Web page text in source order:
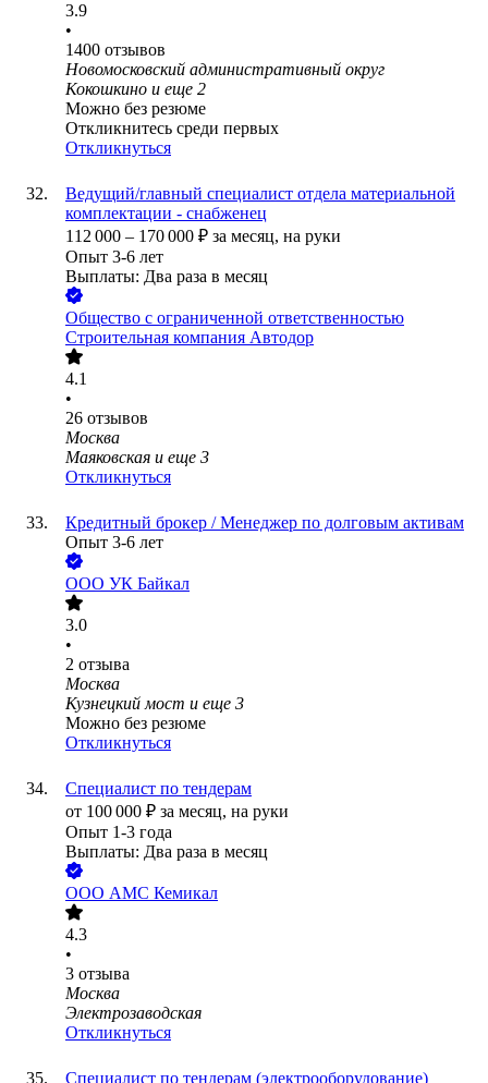
3.9
•
1400 отзывов
Новомосковский административный округ
Кокошкино и еще 2
Можно без резюме
Откликнитесь среди первых
Откликнуться
Ведущий/главный специалист отдела материальной
комплектации - снабженец
112 000 – 170 000 ₽ за месяц, на руки
Опыт 3-6 лет
Выплаты: Два раза в месяц
Общество с ограниченной ответственностью
Строительная компания Автодор
4.1
•
26 отзывов
Москва
Маяковская и еще 3
Откликнуться
Кредитный брокер / Менеджер по долговым активам
Опыт 3-6 лет
ООО УК Байкал
3.0
•
2 отзыва
Москва
Кузнецкий мост и еще 3
Можно без резюме
Откликнуться
Специалист по тендерам
от 100 000 ₽ за месяц, на руки
Опыт 1-3 года
Выплаты: Два раза в месяц
ООО АМС Кемикал
4.3
•
3 отзыва
Москва
Электрозаводская
Откликнуться
Специалист по тендерам (электрооборудование)